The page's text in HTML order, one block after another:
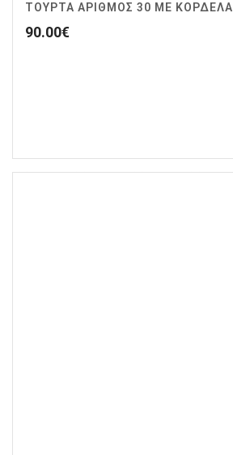
ΤΟΥΡΤΑ ΑΡΙΘΜΟΣ 30 ΜΕ ΚΟΡΔΕΛΑ
90.00€